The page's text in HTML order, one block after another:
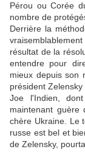
Pérou ou Corée
nombre de
Derrière la
résultat de la
entendre pour
mieux depuis son
président
Joe l'Indien,
maintenant
chère Ukraine. Le
russe est bel et
de Zelensky,